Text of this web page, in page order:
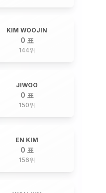
KIM WOOJIN
0 표
144위
JIWOO
0 표
150위
EN KIM
0 표
156위